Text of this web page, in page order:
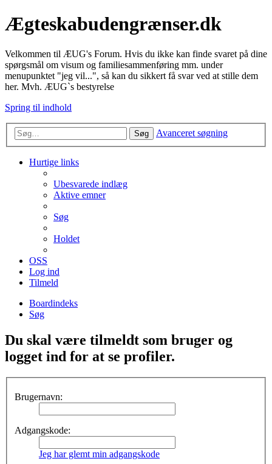
Ægteskabudengrænser.dk
Velkommen til ÆUG's Forum. Hvis du ikke kan finde svaret på dine
spørgsmål om visum og familiesammenføring mm. under
menupunktet "jeg vil...", så kan du sikkert få svar ved at stille dem
her. Mvh. ÆUG`s bestyrelse
Spring til indhold
Søg Avanceret søgning
Hurtige links
Ubesvarede indlæg
Aktive emner
Søg
Holdet
OSS
Log ind
Tilmeld
Boardindeks
Søg
Du skal være tilmeldt som bruger og
logget ind for at se profiler.
Brugernavn:
Adgangskode:
Jeg har glemt min adgangskode